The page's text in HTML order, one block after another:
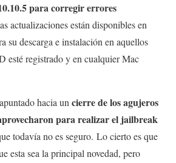
para corregir errores
actualizaciones están disponibles en
su descarga e instalación en aquellos
esté registrado y en cualquier Mac
hacia uncierre de los agujeros
para realizar el jailbreak
todavía no es seguro. Lo cierto es que
esta sea la principal novedad, pero